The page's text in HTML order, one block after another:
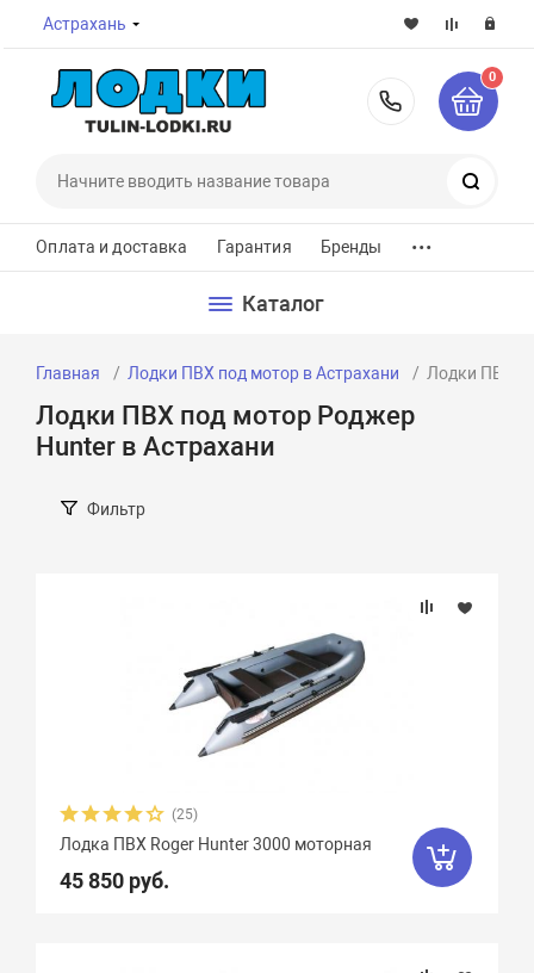
Астрахань
8-800-
0
Оплата и доставка Гарантия Бренды ...
Каталог
Главная Лодки ПВХ под мотор в Астрахани Лодки ПВХ
Лодки ПВХ под мотор Роджер
Hunter в Астрахани
Фильтр
Длина кокпита, см
(25)
Лодка ПВХ Roger Hunter 3000 моторная
45 850 руб.